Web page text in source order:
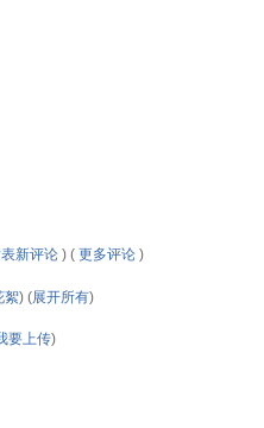
新评论 ) ( 更多评论 )
絮) (展开所有)
要上传)